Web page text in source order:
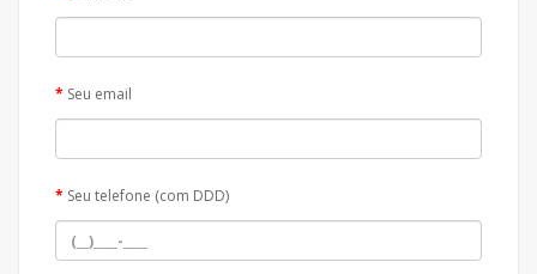
Seu email
Seu telefone (com DDD)